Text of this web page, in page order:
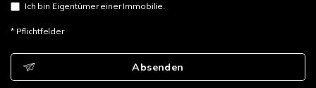
Ich bin Eigentümer einer Immobilie.
* Pflichtfelder
Absenden